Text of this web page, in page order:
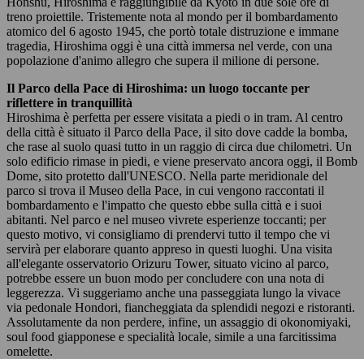
treno proiettile. Tristemente nota al mondo per il bombardamento
atomico del 6 agosto 1945, che portò totale distruzione e immane
tragedia, Hiroshima oggi è una città immersa nel verde, con una
popolazione d'animo allegro che supera il milione di persone.
Il Parco della Pace di Hiroshima: un luogo toccante per
riflettere in tranquillità
Hiroshima è perfetta per essere visitata a piedi o in tram. Al centro
della città è situato il Parco della Pace, il sito dove cadde la bomba,
che rase al suolo quasi tutto in un raggio di circa due chilometri. Un
solo edificio rimase in piedi, e viene preservato ancora oggi, il Bomb
Dome, sito protetto dall'UNESCO. Nella parte meridionale del
parco si trova il Museo della Pace, in cui vengono raccontati il
bombardamento e l'impatto che questo ebbe sulla città e i suoi
abitanti. Nel parco e nel museo vivrete esperienze toccanti; per
questo motivo, vi consigliamo di prendervi tutto il tempo che vi
servirà per elaborare quanto appreso in questi luoghi. Una visita
all'elegante osservatorio Orizuru Tower, situato vicino al parco,
potrebbe essere un buon modo per concludere con una nota di
leggerezza. Vi suggeriamo anche una passeggiata lungo la vivace
via pedonale Hondori, fiancheggiata da splendidi negozi e ristoranti.
Assolutamente da non perdere, infine, un assaggio di okonomiyaki,
soul food giapponese e specialità locale, simile a una farcitissima
omelette.